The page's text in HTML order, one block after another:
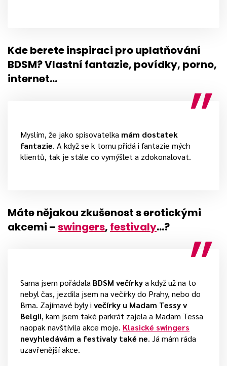
Kde berete inspiraci pro uplatňování
BDSM? Vlastní fantazie, povídky, porno,
internet…
Myslím, že jako spisovatelka mám dostatek
fantazie. A když se k tomu přidá i fantazie mých
klientů, tak je stále co vymýšlet a zdokonalovat.
Máte nějakou zkušenost s erotickými
akcemi –swingers, festivaly…?
Sama jsem pořádala BDSM večírkya když už na to
nebyl čas, jezdila jsem na večírky do Prahy, nebo do
Brna. Zajímavé byly i večírky u Madam Tessy v
Belgii, kam jsem také parkrát zajela a Madam Tessa
naopak navštívila akce moje. Klasické swingers
nevyhledávám a festivaly také ne. Já mám ráda
uzavřenější akce.